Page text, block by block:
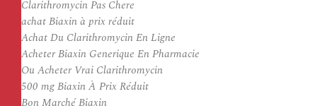
Clarithromycin Pas Chere
achat Biaxin à prix réduit
Achat Du Clarithromycin En Ligne
Acheter Biaxin Generique En Pharmacie
Ou Acheter Vrai Clarithromycin
500 mg Biaxin À Prix Réduit